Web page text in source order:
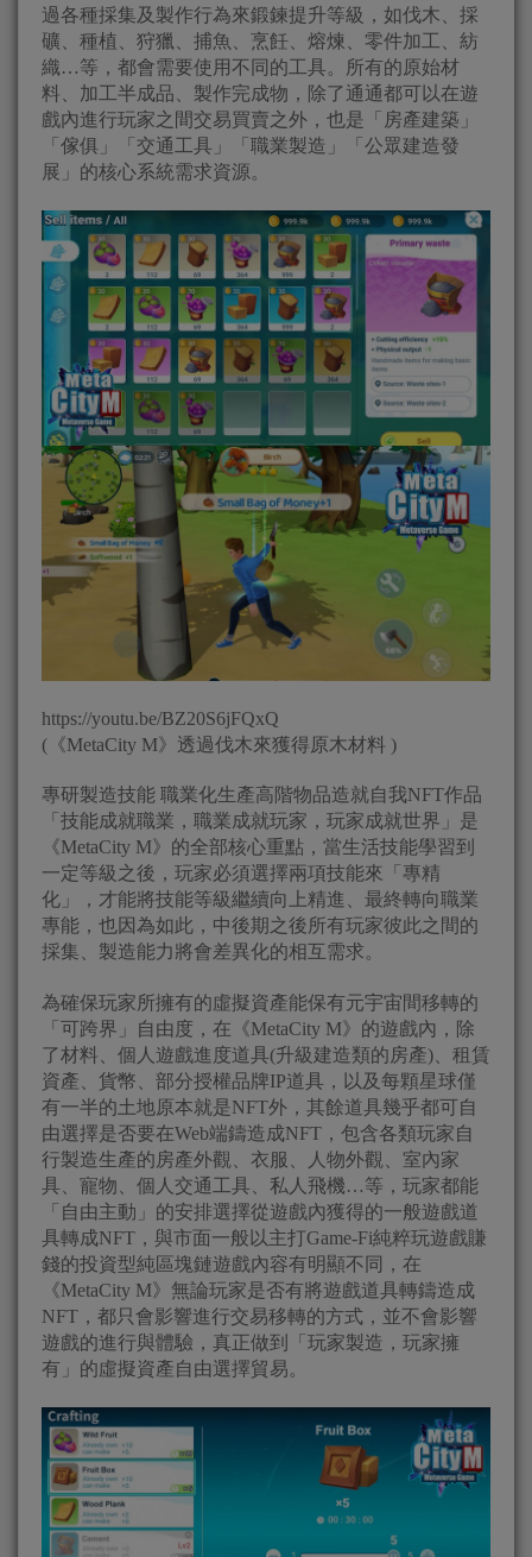
過各種採集及製作行為來鍛鍊提升等級，如伐木、採
礦、種植、狩獵、捕魚、烹飪、熔煉、零件加工、紡
織…等，都會需要使用不同的工具。所有的原始材
料、加工半成品、製作完成物，除了通通都可以在遊
戲內進行玩家之間交易買賣之外，也是「房產建築」
「傢俱」「交通工具」「職業製造」「公眾建造發
展」的核心系統需求資源。
https://youtu.be/BZ20S6jFQxQ
(《MetaCity M》透過伐木來獲得原木材料 )
專研製造技能 職業化生產高階物品造就自我NFT作品
「技能成就職業，職業成就玩家，玩家成就世界」是
《MetaCity M》的全部核心重點，當生活技能學習到
一定等級之後，玩家必須選擇兩項技能來「專精
化」，才能將技能等級繼續向上精進、最終轉向職業
專能，也因為如此，中後期之後所有玩家彼此之間的
採集、製造能力將會差異化的相互需求。
為確保玩家所擁有的虛擬資產能保有元宇宙間移轉的
「可跨界」自由度，在《MetaCity M》的遊戲內，除
了材料、個人遊戲進度道具(升級建造類的房產)、租賃
資產、貨幣、部分授權品牌IP道具，以及每顆星球僅
有一半的土地原本就是NFT外，其餘道具幾乎都可自
由選擇是否要在Web端鑄造成NFT，包含各類玩家自
行製造生產的房產外觀、衣服、人物外觀、室內家
具、寵物、個人交通工具、私人飛機…等，玩家都能
「自由主動」的安排選擇從遊戲內獲得的一般遊戲道
具轉成NFT，與市面一般以主打Game-Fi純粹玩遊戲賺
錢的投資型純區塊鏈遊戲內容有明顯不同，在
《MetaCity M》無論玩家是否有將遊戲道具轉鑄造成
NFT，都只會影響進行交易移轉的方式，並不會影響
遊戲的進行與體驗，真正做到「玩家製造，玩家擁
有」的虛擬資產自由選擇貿易。